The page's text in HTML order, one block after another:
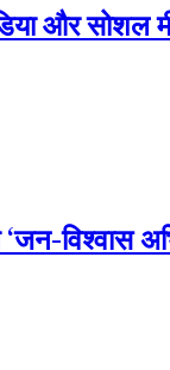
और सोशल
विश्वास